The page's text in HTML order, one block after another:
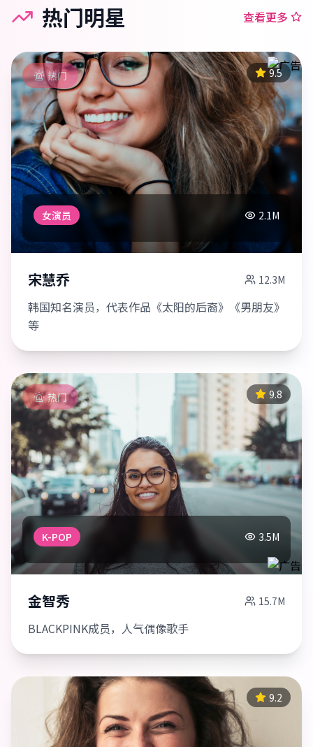
热门明星 查看更多
热门 9.5
女演员 2.1M
宋慧乔 12.3M
韩国知名演员，代表作品《太阳的后裔》《男朋友》
等
热门 9.8
K-POP 3.5M
金智秀 15.7M
BLACKPINK成员，人气偶像歌手
9.2